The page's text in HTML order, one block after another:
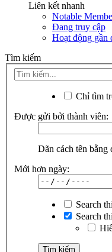
Liên kết nhanh
Notable
Đang truy cập
Hoạt động gần
Tìm kiếm
Chỉ tìm
Được gửi bởi thành viên:
Dãn cách tên bằng
Mới hơn ngày:
Search
Search